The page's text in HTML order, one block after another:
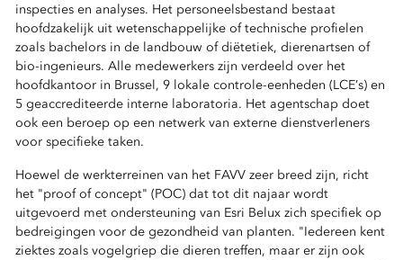
inspecties en analyses. Het personeelsbestand bestaat
hoofdzakelijk uit wetenschappelijke of technische profielen
zoals bachelors in de landbouw of diëtetiek, dierenartsen of
bio-ingenieurs. Alle medewerkers zijn verdeeld over het
hoofdkantoor in Brussel, 9 lokale controle-eenheden (LCE’s) en
5 geaccrediteerde interne laboratoria. Het agentschap doet
ook een beroep op een netwerk van externe dienstverleners
voor specifieke taken.
Hoewel de werkterreinen van het FAVV zeer breed zijn, richt
het "proof of concept" (POC) dat tot dit najaar wordt
uitgevoerd met ondersteuning van Esri Belux zich specifiek op
bedreigingen voor de gezondheid van planten. "Iedereen kent
ziektes zoals vogelgriep die dieren treffen, maar er zijn ook